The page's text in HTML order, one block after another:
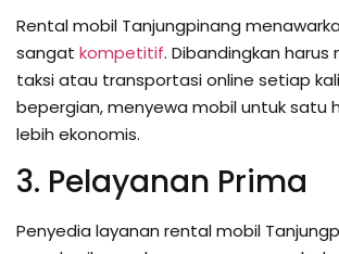
Rental mobil Tanjungpinang
sangat kompetitif. Dibandingkan harus
taksi atau transportasi online setiap
bepergian, menyewa mobil untuk satu
lebih ekonomis.
3. Pelayanan Prima
Penyedia layanan rental mobil